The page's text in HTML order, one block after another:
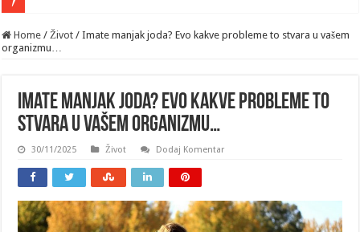
Home / Život / Imate manjak joda? Evo kakve probleme to stvara u vašem
organizmu…
Imate manjak joda? Evo kakve probleme to
stvara u vašem organizmu…
30/11/2025 Život Dodaj Komentar